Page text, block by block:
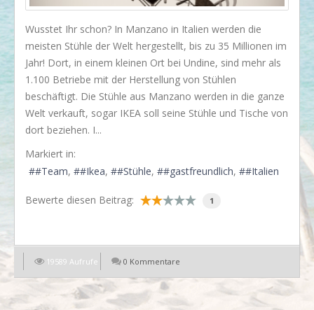
Enjoy!
Events
Lässige Möbel
Must have
Styling
Kramkiste
Wusstet Ihr schon? In Manzano in Italien werden die
meisten Stühle der Welt hergestellt, bis zu 35 Millionen im
Jahr! Dort, in einem kleinen Ort bei Undine, sind mehr als
1.100 Betriebe mit der Herstellung von Stühlen
beschäftigt. Die Stühle aus Manzano werden in die ganze
Welt verkauft, sogar IKEA soll seine Stühle und Tische von
dort beziehen. I...
Markiert in:
#Team
#Ikea #Stühle #gastfreundlich #Italien
Bewerte diesen Beitrag: 1
19589 Aufrufe 0 Kommentare